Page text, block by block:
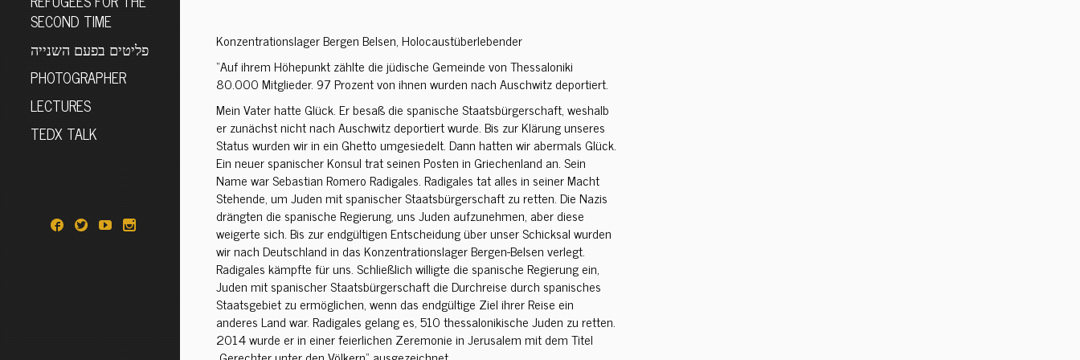
SECOND TIME
פליטים בפעם השנייה
PHOTOGRAPHER
LECTURES
TEDX TALK
Konzentrationslager Bergen Belsen, Holocaustüberlebender
“Auf ihrem Höhepunkt zählte die jüdische Gemeinde von Thessaloniki
80.000 Mitglieder. 97 Prozent von ihnen wurden nach Auschwitz deportiert.
Mein Vater hatte Glück. Er besaß die spanische Staatsbürgerschaft, weshalb
er zunächst nicht nach Auschwitz deportiert wurde. Bis zur Klärung unseres
Status wurden wir in ein Ghetto umgesiedelt. Dann hatten wir abermals Glück.
Ein neuer spanischer Konsul trat seinen Posten in Griechenland an. Sein
Name war Sebastian Romero Radigales. Radigales tat alles in seiner Macht
Stehende, um Juden mit spanischer Staatsbürgerschaft zu retten. Die Nazis
drängten die spanische Regierung, uns Juden aufzunehmen, aber diese
weigerte sich. Bis zur endgültigen Entscheidung über unser Schicksal wurden
wir nach Deutschland in das Konzentrationslager Bergen-Belsen verlegt.
Radigales kämpfte für uns. Schließlich willigte die spanische Regierung ein,
Juden mit spanischer Staatsbürgerschaft die Durchreise durch spanisches
Staatsgebiet zu ermöglichen, wenn das endgültige Ziel ihrer Reise ein
anderes Land war. Radigales gelang es, 510 thessalonikische Juden zu retten.
2014 wurde er in einer feierlichen Zeremonie in Jerusalem mit dem Titel